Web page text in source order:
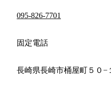
095-826-7701
固定電話
長崎県長崎市桶屋町５０−